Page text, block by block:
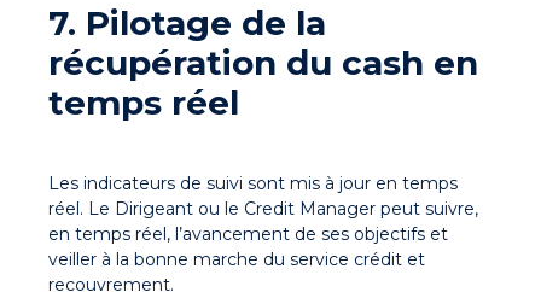
7. Pilotage de la
récupération du cash en
temps réel
Les indicateurs de suivi sont mis à jour en temps
réel. Le Dirigeant ou le Credit Manager peut suivre,
en temps réel, l’avancement de ses objectifs et
veiller à la bonne marche du service crédit et
recouvrement.